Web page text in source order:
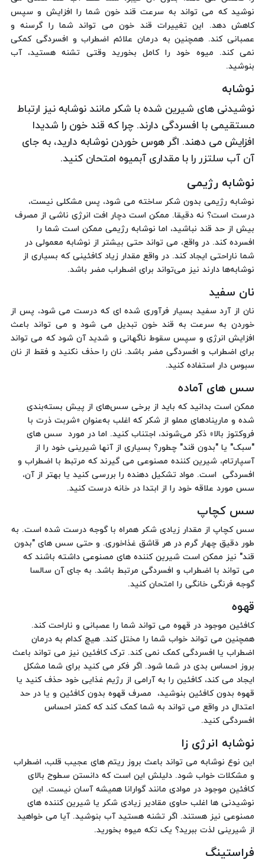
نوشید که می تواند به سرعت قند خون شما را افزایش و سپس
کاهش دهد. این تغییرات قند خون می تواند شما را گرسنه و
عصبانی کند. همچنین به درمان علائم اضطراب و افسردگی کمکی
نمی کند. میوه خود را کامل بخورید وقتی تشنه هستید، آب
بنوشید.
نوشابه
نوشیدنی های شیرین شده با شکر مانند نوشابه نیز ارتباط
مستقیمی با افسردگی دارند. چرا که قند خون را شدیدا
افزایش می دهند. اگر هوس خوردن نوشابه دارید، به جای
آن آب سلتزر را با مقداری آبمیوه امتحان کنید.
نوشابه رژیمی
نوشابه رژیمی بدون شکر ساخته می شود، پس مشکلی نیست،
درست است؟ نه دقیقا. ممکن است دچار افت انرژی ناشی از مصرف
بیش از حد قند نباشید، اما نوشابه رژیمی ممکن است شما را
افسرده کند. در واقع، می تواند حتی بیشتر از نوشابه معمولی در
شما ناراحتی ایجاد کند. در واقع مقدار زیاد کافئینی که بسیاری از
نوشابه‌ها دارند نیز می‌تواند برای اضطراب مضر باشد.
نان سفید
نان از آرد سفید بسیار فرآوری شده ای که درست می شود، پس از
خوردن به سرعت به قند خون تبدیل می شود و می تواند باعث
افزایش انرژی و سپس سقوط ناگهانی و شدید آن شود که می تواند
برای اضطراب و افسردگی مضر باشد. نان را حذف نکنید و فقط از نان
سبوس دار استفاده کنید.
سس های آماده
ممکن است بدانید که باید از برخی سس‌های از پیش بسته‌بندی
شده و مارینادهای مملو از شکر که اغلب به‌عنوان «شربت ذرت با
فروکتوز بالا» ذکر می‌شوند، اجتناب کنید. اما در مورد سس های
"سبک" یا "بدون قند" چطور؟ بسیاری از آنها شیرینی خود را از
آسپارتام، شیرین کننده مصنوعی می گیرند که مرتبط با اضطراب و
افسردگی است. مواد تشکیل دهنده را بررسی کنید یا بهتر از آن،
سس مورد علاقه خود را از ابتدا در خانه درست کنید.
سس کچاپ
سس کچاپ از مقدار زیادی شکر همراه با گوجه درست شده است. به
طور دقیق چهار گرم در هر قاشق غذاخوری. و حتی سس های "بدون
قند" نیز ممکن است شیرین کننده های مصنوعی داشته باشند که
می تواند با اضطراب و افسردگی مرتبط باشد. به جای آن سالسا
گوجه فرنگی خانگی را امتحان کنید.
قهوه
کافئین موجود در قهوه می تواند شما را عصبانی و ناراحت کند.
همچنین می تواند خواب شما را مختل کند. هیچ کدام به درمان
اضطراب یا افسردگی کمک نمی کند. ترک کافئین نیز می تواند باعث
بروز احساس بدی در شما شود. اگر فکر می کنید برای شما مشکل
ایجاد می کند، کافئین را به آرامی از رژیم غذایی خود حذف کنید یا
قهوه بدون کافئین بنوشید، مصرف قهوه بدون کافئین و یا در حد
اعتدال در واقع می تواند به شما کمک کند که کمتر احساس
افسردگی کنید.
نوشابه انرژی زا
این نوع نوشابه می تواند باعث بروز ریتم های عجیب قلب، اضطراب
و مشکلات خواب شود. دلیلش این است که دانستن سطوح بالای
کافئین موجود در موادی مانند گوارانا همیشه آسان نیست. این
نوشیدنی ها اغلب حاوی مقادیر زیادی شکر یا شیرین کننده های
مصنوعی نیز هستند. اگر تشنه هستید آب بنوشید. آیا می خواهید
از شیرینی لذت ببرید؟ یک تکه میوه بخورید.
فراستینگ